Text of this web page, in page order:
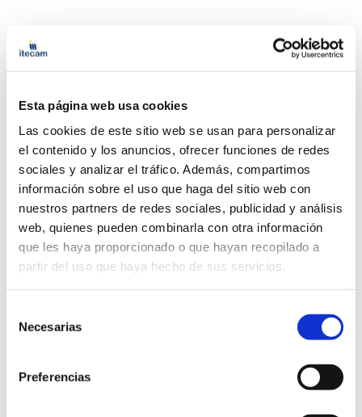
Esta página web usa cookies
Las cookies de este sitio web se usan para personalizar
el contenido y los anuncios, ofrecer funciones de redes
sociales y analizar el tráfico. Además, compartimos
información sobre el uso que haga del sitio web con
nuestros partners de redes sociales, publicidad y análisis
web, quienes pueden combinarla con otra información
que les haya proporcionado o que hayan recopilado a
partir del uso que haya hecho de sus servicios.
Necesarias
Preferencias
Digitalización
Certificación Internacional Lean Six
Sigma Green Belt
22/09/2026
Digitalización
Sigma Black Belt
Digitalización